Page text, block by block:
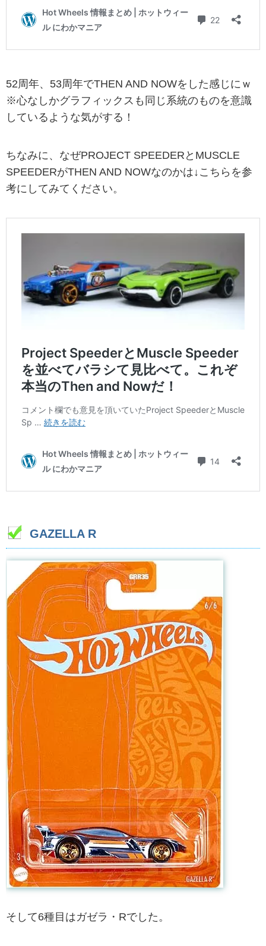
52周年、53周年でTHEN AND NOWをした感じにｗ
※心なしかグラフィックスも同じ系統のものを意識
しているような気がする！
ちなみに、なぜPROJECT SPEEDERとMUSCLE
SPEEDERがTHEN AND NOWなのかは↓こちらを参
考にしてみてください。
GAZELLA R
そして6種目はガゼラ・Rでした。